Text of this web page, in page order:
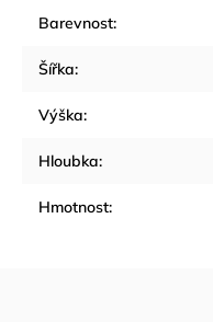
Barevnost:
Šířka:
Výška:
Hloubka:
Hmotnost: